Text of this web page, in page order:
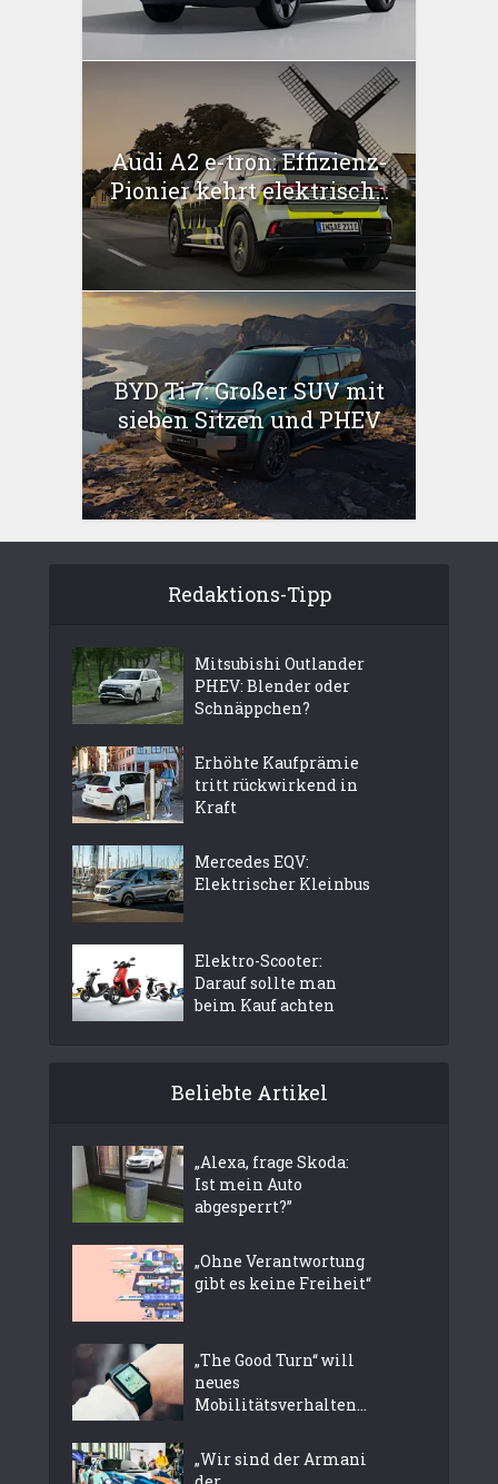
Audi A2 e-tron: Effizienz-
Pionier kehrt elektrisch...
BYD Ti 7: Großer SUV mit
sieben Sitzen und PHEV
Redaktions-Tipp
Mitsubishi Outlander
PHEV: Blender oder
Schnäppchen?
Erhöhte Kaufprämie
tritt rückwirkend in
Kraft
Mercedes EQV:
Elektrischer Kleinbus
Elektro-Scooter:
Darauf sollte man
beim Kauf achten
Beliebte Artikel
„Alexa, frage Skoda:
Ist mein Auto
abgesperrt?”
„Ohne Verantwortung
gibt es keine Freiheit“
„The Good Turn“ will
neues
Mobilitätsverhalten...
„Wir sind der Armani